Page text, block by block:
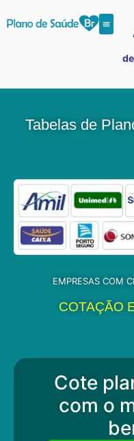
Tabelas de
EMPRESAS COM
COTAÇÃO
Cote
com o